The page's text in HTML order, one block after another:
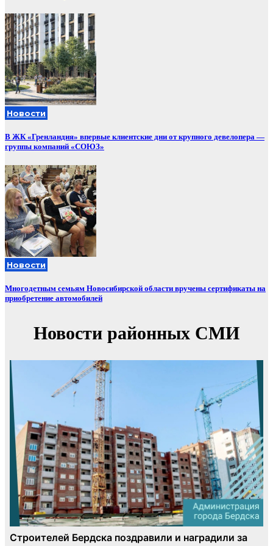
Новости
В ЖК «Гренландия» впервые клиентские дни от крупного девелопера —
группы компаний «СОЮЗ»
Новости
Многодетным семьям Новосибирской области вручены сертификаты на
приобретение автомобилей